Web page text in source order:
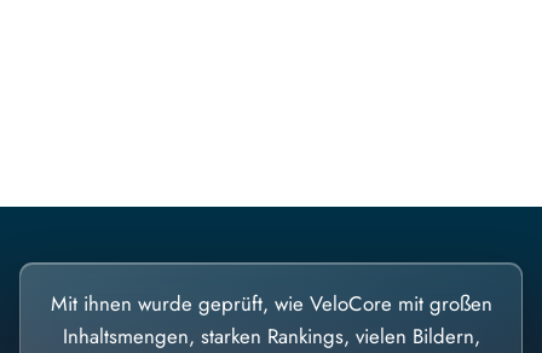
Mit ihnen wurde geprüft, wie VeloCore mit großen
Inhaltsmengen, starken Rankings, vielen Bildern,